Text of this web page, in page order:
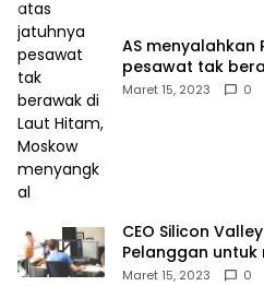
AS menyalahkan
pesawat tak
Moskow
Maret 15, 2023 0
CEO Silicon
Pelanggan
Mereka
Maret 15, 2023 0